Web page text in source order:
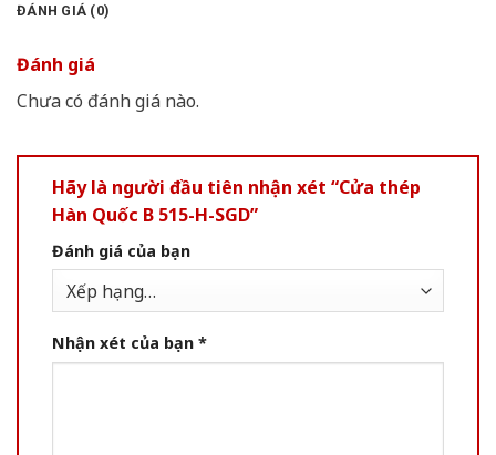
ĐÁNH GIÁ (0)
Đánh giá
Chưa có đánh giá nào.
Hãy là người đầu tiên nhận xét “Cửa thép
Hàn Quốc B 515-H-SGD”
Đánh giá của bạn
Nhận xét của bạn *